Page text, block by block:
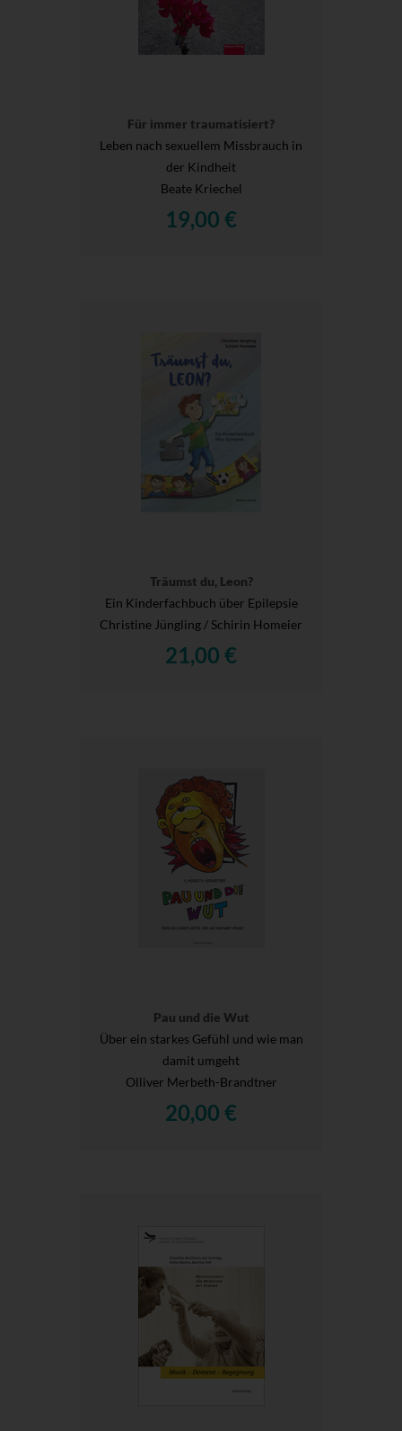
Für immer traumatisiert?
Leben nach sexuellem Missbrauch in
der Kindheit
Beate Kriechel
19,00 €
Träumst du, Leon?
Ein Kinderfachbuch über Epilepsie
Christine Jüngling / Schirin Homeier
21,00 €
Pau und die Wut
Über ein starkes Gefühl und wie man
damit umgeht
Olliver Merbeth-Brandtner
20,00 €